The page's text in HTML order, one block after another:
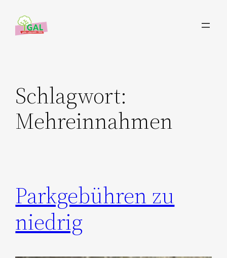
Inhalt
springen
Schlagwort:
Mehreinnahmen
Parkgebühren zu
niedrig